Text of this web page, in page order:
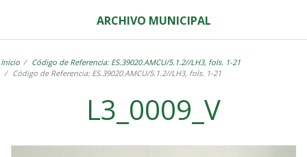
ARCHIVO MUNICIPAL
Inicio
Código de Referencia: ES.39020.AMCU/5.1.2//LH3, fols. 1-21
Código de Referencia: ES.39020.AMCU/5.1.2//LH3, fols. 1-21
L3_0009_V